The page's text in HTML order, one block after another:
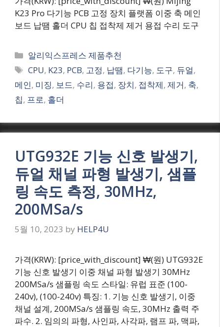
K23 Pro 다기능 PCB 고정 장치 플랫폼 이중 축 메인
보드 납땜 홀더 CPU 칩 접착제 제거 용접 수리 도구
Categories
알리익스프레스 제품추천
Tags
CPU, K23, PCB, 고정, 납땜, 다기능, 도구, 듀얼,
메인, 미징, 보드, 수리, 용접, 장치, 접착제, 제거, 축,
칩, 프로, 홀더
UTG932E 기능 신호 발생기,
듀얼 채널 파형 발생기, 샘플
링 속도 측정, 30MHz,
200MSa/s
5월 10, 2023 by HELP4U
가격(KRW): [price_with_discount] ₩(원) UTG932E
기능 신호 발생기 이중 채널 파형 발생기 30MHz
200MSa/s 샘플링 속도 스타일: 유럽 표준 (100-
240v), (100-240v) 특징: 1. 기능 신호 발생기, 이중
채널 설계, 200MSa/s 샘플링 속도, 30MHz 출력 주
파수. 2. 임의의 파형, 사인파, 사각파, 램프 파, 맥파,